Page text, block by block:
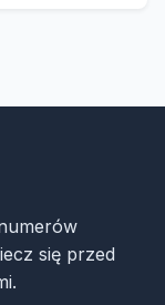
się przed